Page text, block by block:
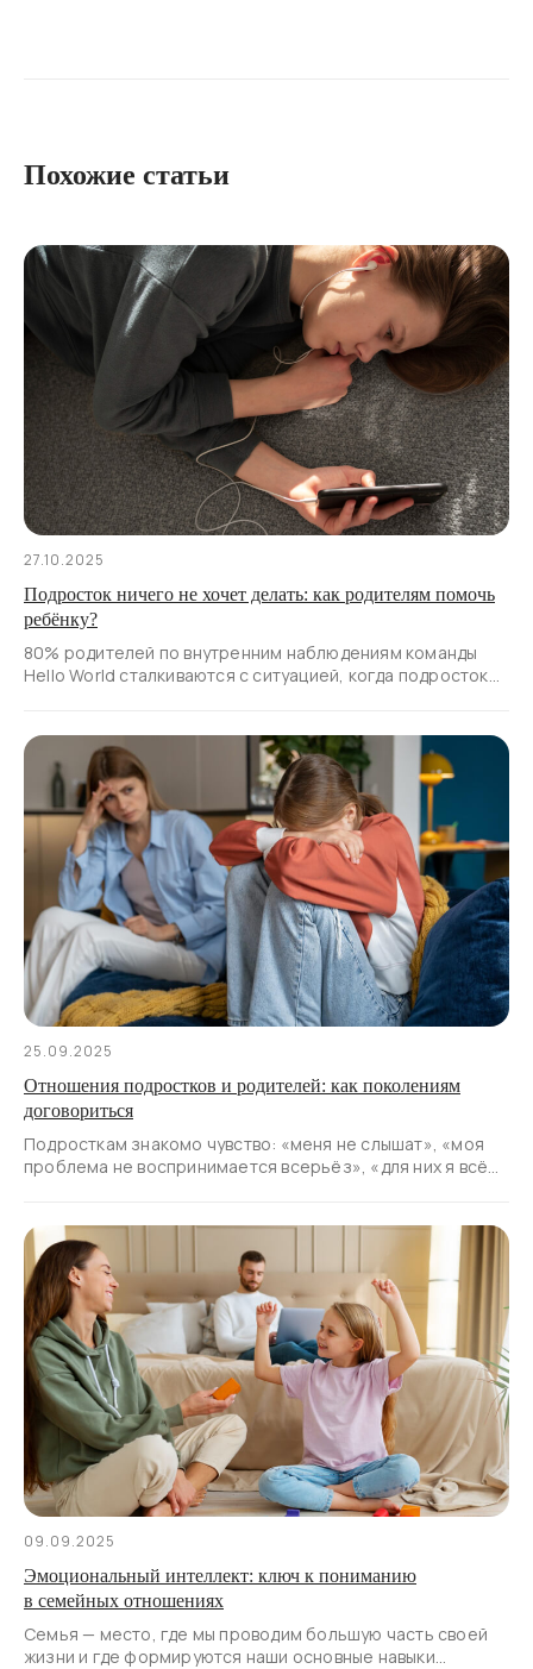
Похожие статьи
27.10.2025
Подросток ничего не хочет делать: как родителям помочь
ребёнку?
80% родителей по внутренним наблюдениям команды
Hello World сталкиваются с ситуацией, когда подросток
25.09.2025
Отношения подростков и родителей: как поколениям
договориться
Подросткам знакомо чувство: «меня не слышат», «моя
проблема не воспринимается всерьёз», «для них я всё
09.09.2025
Эмоциональный интеллект: ключ к пониманию
в семейных отношениях
Семья — место, где мы проводим большую часть своей
жизни и где формируются наши основные навыки